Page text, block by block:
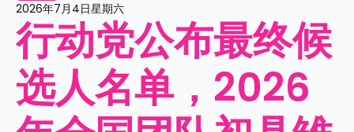
2026年7月4日星期六
行动党公布最终候
选人名单，2026